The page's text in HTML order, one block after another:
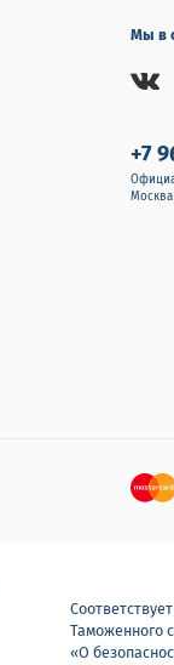
Мы в
+7
Москва
Таможенного
«О